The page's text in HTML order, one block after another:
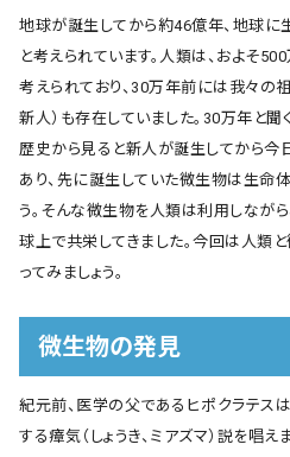
地球が誕生してから約46億年、地球
と考えられています。人類は、およそ
考えられており、30万年前には我々の祖
新人）も存在していました。30万年と聞
歴史から見ると新人が誕生してから
あり、先に誕生していた微生物は生命
う。そんな微生物を人類は利用しなが
球上で共栄してきました。今回は人類
ってみましょう。
微生物の発見
紀元前、医学の父であるヒポクラテス
する瘴気（しょうき、ミアズマ）説を唱